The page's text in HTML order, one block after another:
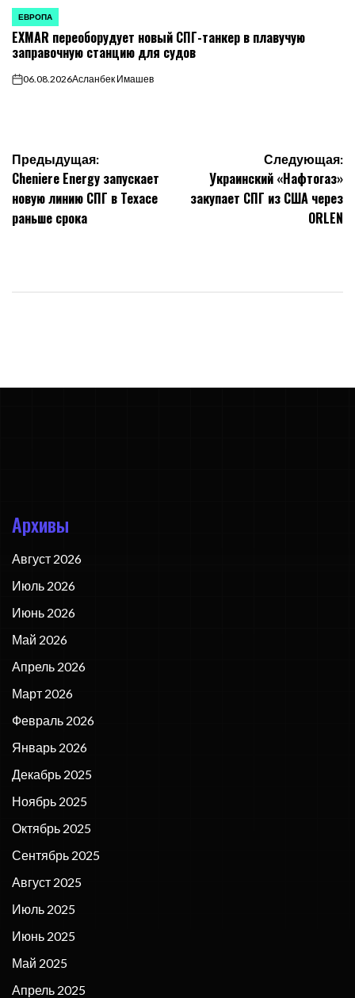
ОПУБЛИКОВАНО
В
ЕВРОПА
EXMAR переоборудует новый СПГ-танкер в плавучую
заправочную станцию для судов
on06.08.2026Асланбек Имашев
Навигация
по
записям
Предыдущая:
Cheniere Energy запускает
новую линию СПГ в Техасе
раньше срока
Следующая:
Украинский «Нафтогаз»
закупает СПГ из США через
ORLEN
Архивы
Август 2026
Июль 2026
Июнь 2026
Май 2026
Апрель 2026
Март 2026
Февраль 2026
Январь 2026
Декабрь 2025
Ноябрь 2025
Октябрь 2025
Сентябрь 2025
Август 2025
Июль 2025
Июнь 2025
Май 2025
Апрель 2025